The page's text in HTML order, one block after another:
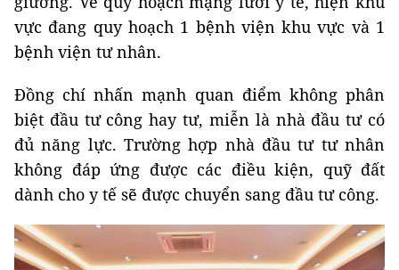
vực đang quy hoạch 1 bệnh viện khu vực và 1
bệnh viện tư nhân.
Đồng chí nhấn mạnh quan điểm không phân
biệt đầu tư công hay tư, miễn là nhà đầu tư có
đủ năng lực. Trường hợp nhà đầu tư tư nhân
không đáp ứng được các điều kiện, quỹ đất
dành cho y tế sẽ được chuyển sang đầu tư công.